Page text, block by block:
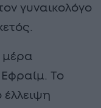
γυναικολόγο
μέρα
Το
έλλειψη